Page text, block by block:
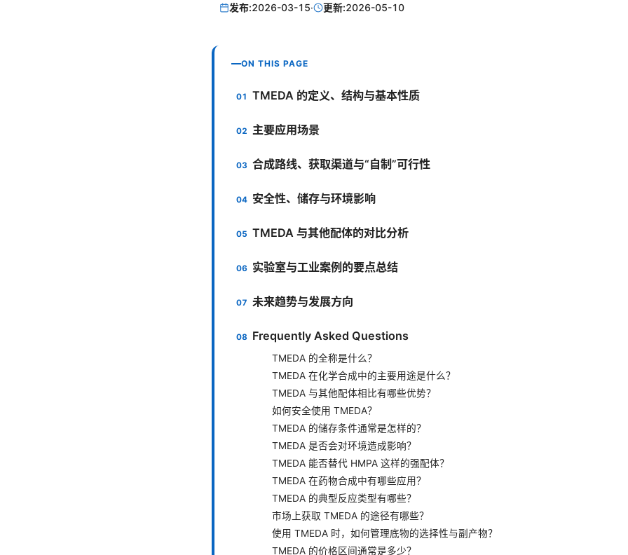
发布:2026-03-15· 更新:2026-05-10
ON THIS PAGE
TMEDA 的定义、结构与基本性质
主要应用场景
合成路线、获取渠道与“自制”可行性
安全性、储存与环境影响
TMEDA 与其他配体的对比分析
实验室与工业案例的要点总结
未来趋势与发展方向
Frequently Asked Questions
TMEDA 的全称是什么？
TMEDA 在化学合成中的主要用途是什么？
TMEDA 与其他配体相比有哪些优势？
如何安全使用 TMEDA？
TMEDA 的储存条件通常是怎样的？
TMEDA 是否会对环境造成影响？
TMEDA 能否替代 HMPA 这样的强配体？
TMEDA 在药物合成中有哪些应用？
TMEDA 的典型反应类型有哪些？
市场上获取 TMEDA 的途径有哪些？
使用 TMEDA 时，如何管理底物的选择性与副产物？
TMEDA 的价格区间通常是多少？